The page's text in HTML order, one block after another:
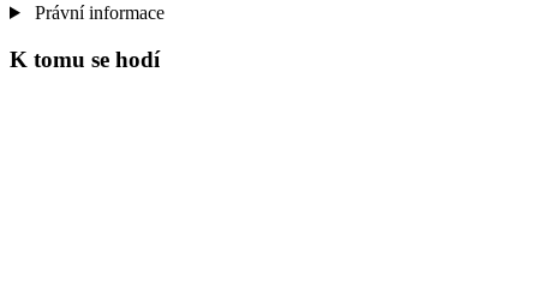
Právní informace
K tomu se hodí